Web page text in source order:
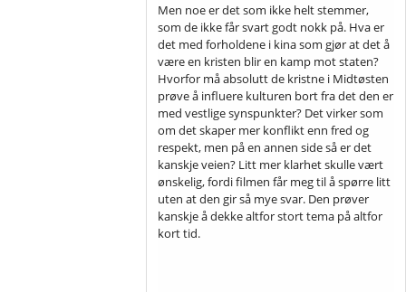
Men noe er det som ikke helt stemmer,
som de ikke får svart godt nokk på. Hva er
det med forholdene i kina som gjør at det å
være en kristen blir en kamp mot staten?
Hvorfor må absolutt de kristne i Midtøsten
prøve å influere kulturen bort fra det den er
med vestlige synspunkter? Det virker som
om det skaper mer konflikt enn fred og
respekt, men på en annen side så er det
kanskje veien? Litt mer klarhet skulle vært
ønskelig, fordi filmen får meg til å spørre litt
uten at den gir så mye svar. Den prøver
kanskje å dekke altfor stort tema på altfor
kort tid.